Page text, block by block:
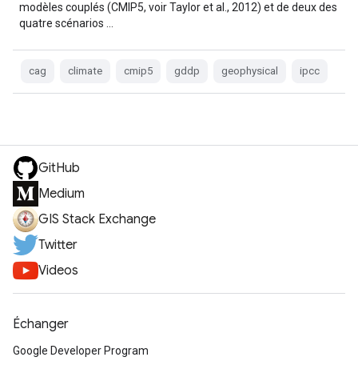
modèles couplés (CMIP5, voir Taylor et al., 2012) et de deux des
quatre scénarios …
cag climate cmip5 gddp geophysical ipcc
GitHub
Medium
GIS Stack Exchange
Twitter
Videos
Échanger
Google Developer Program